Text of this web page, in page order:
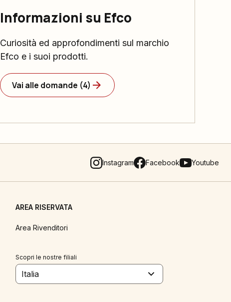
Informazioni su Efco
Curiosità ed approfondimenti sul marchio
Efco e i suoi prodotti.
Vai alle domande (4)
Instagram Facebook Youtube
AREA RISERVATA
Area Rivenditori
Scopri le nostre filiali
Italia